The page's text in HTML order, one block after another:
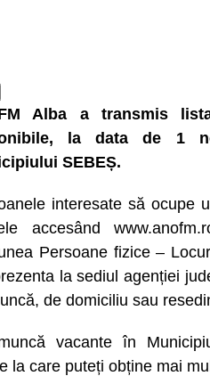
Alba a transmis
la data de 1
SEBEȘ.
interesate să ocupe
accesând
Persoane fizice –
la sediul agenției
de domiciliu sau
vacante în
la care puteți obține mai